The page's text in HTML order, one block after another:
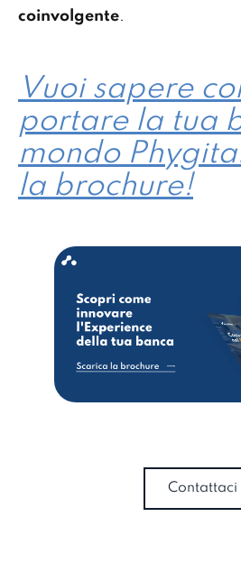
coinvolgente.
Vuoi sapere
portare la tua
mondo
la brochure!
Contattaci